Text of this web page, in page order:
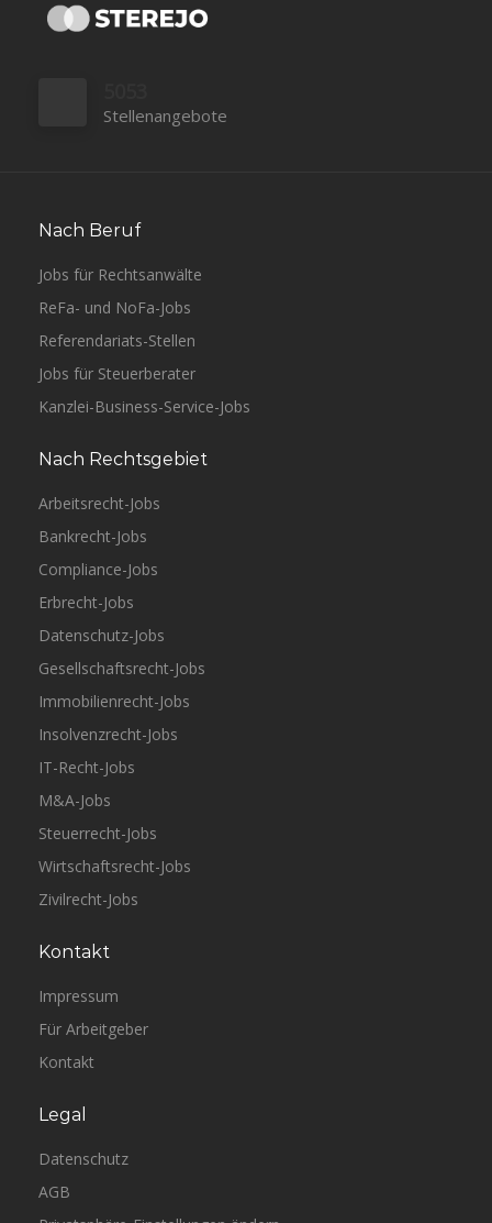
Stellenangebote
Nach Beruf
Jobs für Rechtsanwälte
ReFa- und NoFa-Jobs
Referendariats-Stellen
Jobs für Steuerberater
Kanzlei-Business-Service-Jobs
Nach Rechtsgebiet
Arbeitsrecht-Jobs
Bankrecht-Jobs
Compliance-Jobs
Erbrecht-Jobs
Datenschutz-Jobs
Gesellschaftsrecht-Jobs
Immobilienrecht-Jobs
Insolvenzrecht-Jobs
IT-Recht-Jobs
M&A-Jobs
Steuerrecht-Jobs
Wirtschaftsrecht-Jobs
Zivilrecht-Jobs
Kontakt
Impressum
Für Arbeitgeber
Kontakt
Legal
Datenschutz
AGB